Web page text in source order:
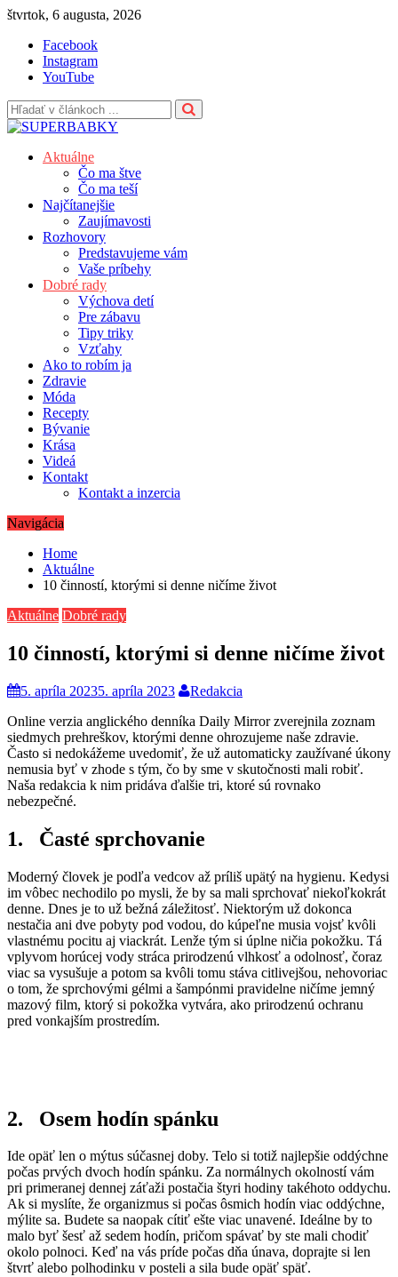
Skip
content
štvrtok, 6 augusta, 2026
Facebook
Instagram
YouTube
Aktuálne
Čo ma štve
Čo ma teší
Najčítanejšie
Zaujímavosti
Rozhovory
Predstavujeme vám
Vaše príbehy
Dobré rady
Výchova detí
Pre zábavu
Tipy triky
Vzťahy
Ako to robím ja
Zdravie
Móda
Recepty
Bývanie
Krása
Videá
Kontakt
Kontakt a inzercia
Navigácia
Home
Aktuálne
10 činností, ktorými si denne ničíme život
Aktuálne Dobré rady
10 činností, ktorými si denne ničíme život
5. apríla 20235. apríla 2023
Redakcia
Online verzia anglického denníka Daily Mirror zverejnila zoznam
siedmych prehreškov, ktorými denne ohrozujeme naše zdravie.
Často si nedokážeme uvedomiť, že už automaticky zaužívané úkony
nemusia byť v zhode s tým, čo by sme v skutočnosti mali robiť.
Naša redakcia k nim pridáva ďalšie tri, ktoré sú rovnako
nebezpečné.
1. Časté sprchovanie
Moderný človek je podľa vedcov až príliš upätý na hygienu. Kedysi
im vôbec nechodilo po mysli, že by sa mali sprchovať niekoľkokrát
denne. Dnes je to už bežná záležitosť. Niektorým už dokonca
nestačia ani dve pobyty pod vodou, do kúpeľne musia vojsť kvôli
vlastnému pocitu aj viackrát. Lenže tým si úplne ničia pokožku. Tá
vplyvom horúcej vody stráca prirodzenú vlhkosť a odolnosť, čoraz
viac sa vysušuje a potom sa kvôli tomu stáva citlivejšou, nehovoriac
o tom, že sprchovými gélmi a šampónmi pravidelne ničíme jemný
mazový film, ktorý si pokožka vytvára, ako prirodzenú ochranu
pred vonkajším prostredím.
2. Osem hodín spánku
Ide opäť len o mýtus súčasnej doby. Telo si totiž najlepšie oddýchne
počas prvých dvoch hodín spánku. Za normálnych okolností vám
pri primeranej dennej záťaži postačia štyri hodiny takéhoto oddychu.
Ak si myslíte, že organizmus si počas ôsmich hodín viac oddýchne,
mýlite sa. Budete sa naopak cítiť ešte viac unavené. Ideálne by to
malo byť šesť až sedem hodín, pričom spávať by ste mali chodiť
okolo polnoci. Keď na vás príde počas dňa únava, doprajte si len
štvrť alebo polhodinku v posteli a sila bude opäť späť.